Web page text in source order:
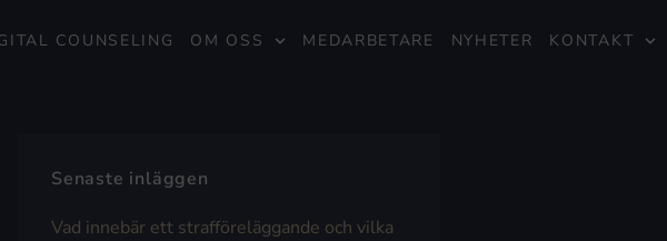
COUNSELING OM OSS MEDARBETARE NYHETER KONTAKT
Senaste inläggen
Vad innebär ett strafföreläggande och vilka